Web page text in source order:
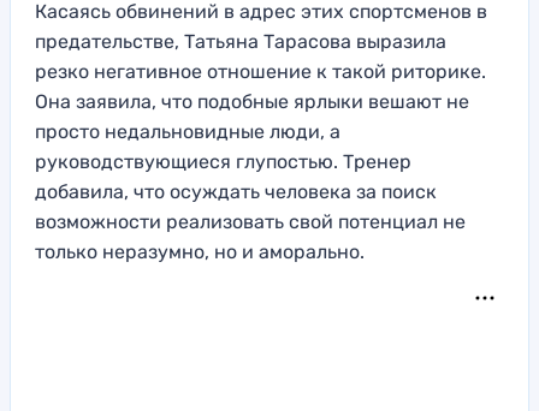
Касаясь обвинений в адрес этих спортсменов в
предательстве, Татьяна Тарасова выразила
резко негативное отношение к такой риторике.
Она заявила, что подобные ярлыки вешают не
просто недальновидные люди, а
руководствующиеся глупостью. Тренер
добавила, что осуждать человека за поиск
возможности реализовать свой потенциал не
только неразумно, но и аморально.